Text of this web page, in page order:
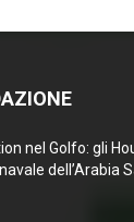
nel Golfo: gli
dell’Arabia